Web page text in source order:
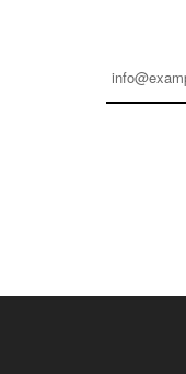
を心がけてま
欲しかったものが買